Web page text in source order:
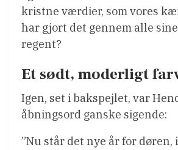
kristne værdier, som vores
har gjort det gennem alle
regent?
Et sødt, moderligt
Igen, set i bakspejlet, var
åbningsord ganske sigende:
”Nu står det nye år for